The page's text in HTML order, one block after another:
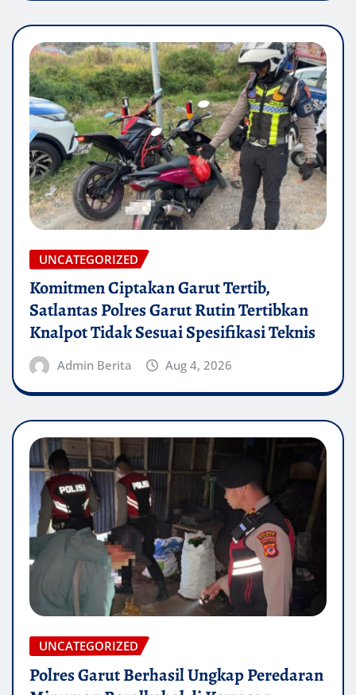
UNCATEGORIZED
Komitmen Ciptakan Garut Tertib,
Satlantas Polres Garut Rutin Tertibkan
Knalpot Tidak Sesuai Spesifikasi Teknis
Admin Berita Aug 4, 2026
UNCATEGORIZED
Polres Garut Berhasil Ungkap Peredaran